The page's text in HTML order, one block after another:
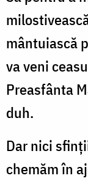
mântuiască
va veni
Preasfânta
duh.
Dar nici
chemăm în